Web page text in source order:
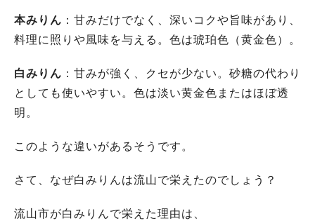
本みりん ：甘みだけでなく、深いコクや旨味があり、
料理に照りや風味を与える。色は琥珀色（黄金色）。
白みりん ：甘みが強く、クセが少ない。砂糖の代わり
としても使いやすい。色は淡い黄金色またはほぼ透
明。
このような違いがあるそうです。
さて、なぜ白みりんは流山で栄えたのでしょう？
流山市が白みりんで栄えた理由は、